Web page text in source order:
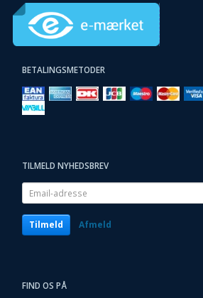
BETALINGSMETODER
TILMELD NYHEDSBREV
Email-
adresse
Tilmeld Afmeld
FIND OS PÅ